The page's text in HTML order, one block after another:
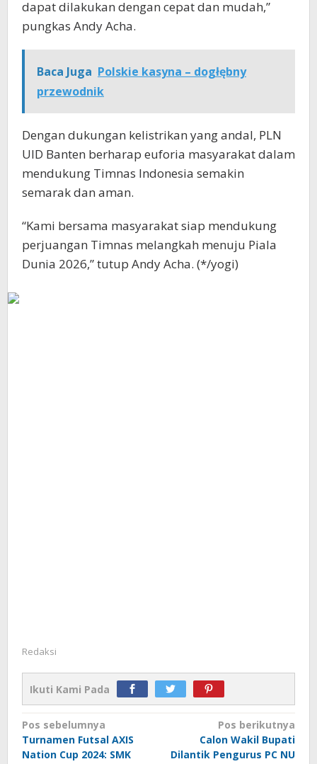
dapat dilakukan dengan cepat dan mudah,”
pungkas Andy Acha.
Baca Juga Polskie kasyna – dogłębny
przewodnik
Dengan dukungan kelistrikan yang andal, PLN
UID Banten berharap euforia masyarakat dalam
mendukung Timnas Indonesia semakin
semarak dan aman.
“Kami bersama masyarakat siap mendukung
perjuangan Timnas melangkah menuju Piala
Dunia 2026,” tutup Andy Acha. (*/yogi)
Redaksi
Ikuti Kami Pada
Navigasi
pos
Pos sebelumnya
Turnamen Futsal AXIS
Nation Cup 2024: SMK
Pos berikutnya
Calon Wakil Bupati
Dilantik Pengurus PC NU